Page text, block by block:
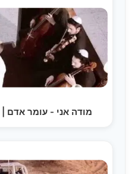
מודה אני - עומר אדם